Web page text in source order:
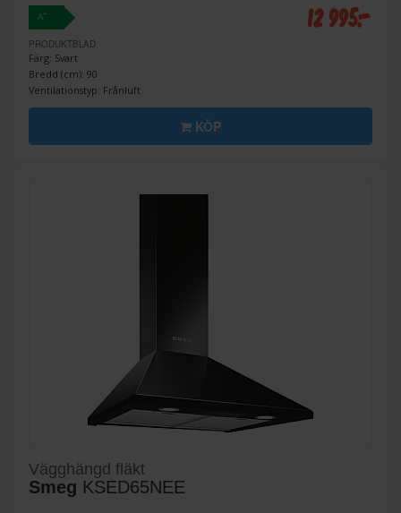
A+
PRODUKTBLAD
Färg: Svart
Bredd (cm): 90
Ventilationstyp: Frånluft
12 995:-
KÖP
Vägghängd fläkt
Smeg KSED65NEE